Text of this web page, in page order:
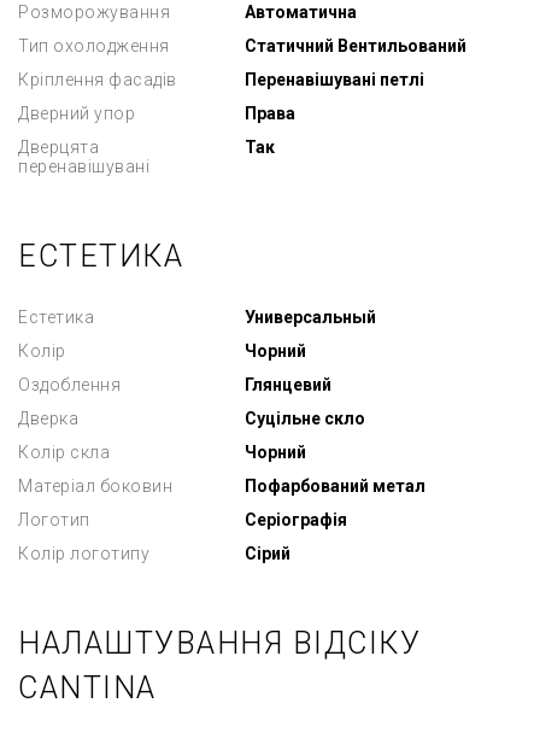
Розморожування
Автоматична
Тип охолодження
Статичний Вентильований
Кріплення фасадів
Перенавішувані петлі
Дверний упор
Права
Дверцята
перенавішувані
Так
ЕСТЕТИКА
Естетика
Универсальный
Колір
Чорний
Оздоблення
Глянцевий
Дверка
Суцільне скло
Колір скла
Чорний
Матеріал боковин
Пофарбований метал
Логотип
Серіографія
Колір логотипу
Сірий
НАЛАШТУВАННЯ ВІДСІКУ
CANTINA